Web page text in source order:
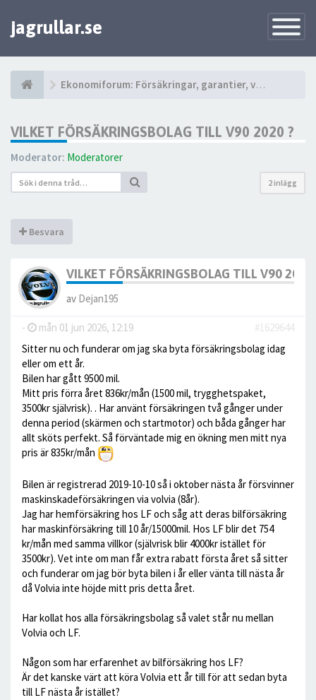
Toggle
jagrullar.se
Ekonomiforum: Försäkringar, garantier, verkstäder m.m.
VILKET FÖRSÄKRINGSBOLAG TILL V90 2020 ?
Moderator: Moderatorer
2 inlägg
Besvara
VILKET FÖRSÄKRINGSBOLAG TILL V90 2020
av Dejan195
- mån 01 jun 2026, 12:19
#1629644
Sitter nu och funderar om jag ska byta försäkringsbolag idag
eller om ett år.
Bilen har gått 9500 mil.
Mitt pris förra året 836kr/mån (1500 mil, trygghetspaket,
3500kr självrisk). . Har använt försäkringen två gånger under
denna period (skärmen och startmotor) och båda gånger har
allt sköts perfekt. Så förväntade mig en ökning men mitt nya
pris är 835kr/mån
Bilen är registrerad 2019-10-10 så i oktober nästa år försvinner
maskinskadeförsäkringen via volvia (8år).
Jag har hemförsäkring hos LF och såg att deras bilförsäkring
har maskinförsäkring till 10 år/15000mil. Hos LF blir det 754
kr/mån med samma villkor (självrisk blir 4000kr istället för
3500kr). Vet inte om man får extra rabatt första året så sitter
och funderar om jag bör byta bilen i år eller vänta till nästa år
då Volvia inte höjde mitt pris detta året.
Har kollat hos alla försäkringsbolag så valet står nu mellan
Volvia och LF.
Någon som har erfarenhet av bilförsäkring hos LF?
Är det kanske värt att köra Volvia ett år till för att sedan byta
till LF nästa år istället?